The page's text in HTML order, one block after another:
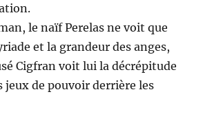
le naïf Perelas ne voit que
et la grandeur des anges,
Cigfran voit lui la décrépitude
jeux de pouvoir derrière les